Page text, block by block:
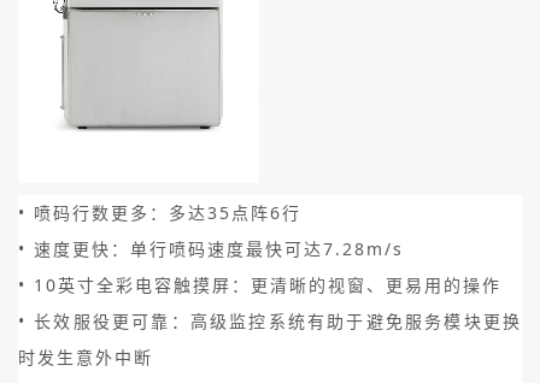
• 喷码行数更多：多达35点阵6行
• 速度更快：单行喷码速度最快可达7.28m/s
• 10英寸全彩电容触摸屏：更清晰的视窗、更易用的操作
• 长效服役更可靠：高级监控系统有助于避免服务模块更换
时发生意外中断